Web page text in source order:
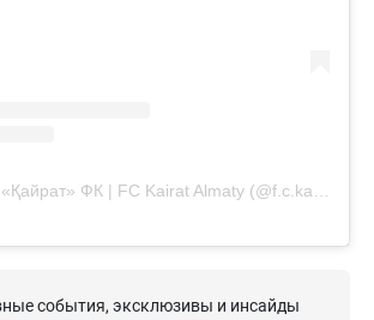
Публикация от «Қайрат» ФК | FC Kairat Almaty (@f.c.kairat)
события, эксклюзивы и инсайды